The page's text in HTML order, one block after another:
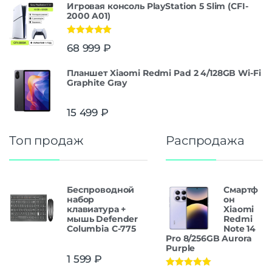
Игровая консоль PlayStation 5 Slim (CFI-
2000 A01)
из 5
68 999 ₽
Планшет Xiaomi Redmi Pad 2 4/128GB Wi-Fi
Graphite Gray
15 499 ₽
Топ продаж
Беспроводной
набор
клавиатура +
мышь Defender
Columbia C-775
1 599 ₽
Распродажа
Смартф
он
Xiaomi
Redmi
Note 14
Pro 8/256GB Aurora
Purple